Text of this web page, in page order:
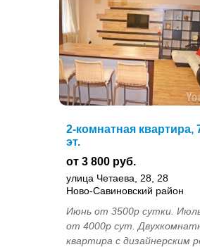
2-комнатная квартира,
эт.
от 3 800 руб.
улица Четаева, 28, 28
Ново-Савиновский район
Июнь от 3500р сутки.
от 4000р сут.
квартира с дизайнерским